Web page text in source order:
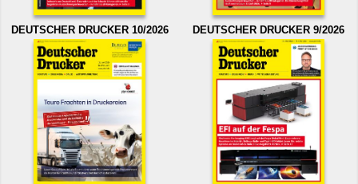
DEUTSCHER DRUCKER 10/2026 DEUTSCHER DRUCKER 9/2026